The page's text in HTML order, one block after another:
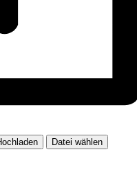
Datei wählen